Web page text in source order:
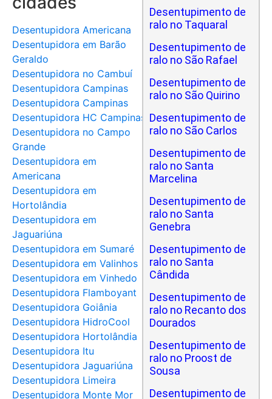
Desentupidora Americana
Desentupidora em Barão
Geraldo
Desentupidora no Cambuí
Desentupidora Campinas
Desentupidora Campinas
Desentupidora HC Campinas
Desentupidora no Campo
Grande
Desentupidora em
Americana
Desentupidora em
Hortolândia
Desentupidora em
Jaguariúna
Desentupidora em Sumaré
Desentupidora em Valinhos
Desentupidora em Vinhedo
Desentupidora Flamboyant
Desentupidora Goiânia
Desentupidora HidroCool
Desentupidora Hortolândia
Desentupidora Itu
Desentupidora Jaguariúna
Desentupidora Limeira
Desentupidora Monte Mor
Desentupimento de
ralo no Taquaral
Desentupimento de
ralo no São Rafael
Desentupimento de
ralo no São Quirino
Desentupimento de
ralo no São Carlos
Desentupimento de
ralo no Santa
Marcelina
Desentupimento de
ralo no Santa
Genebra
Desentupimento de
ralo no Santa
Cândida
Desentupimento de
ralo no Recanto dos
Dourados
Desentupimento de
ralo no Proost de
Sousa
Desentupimento de